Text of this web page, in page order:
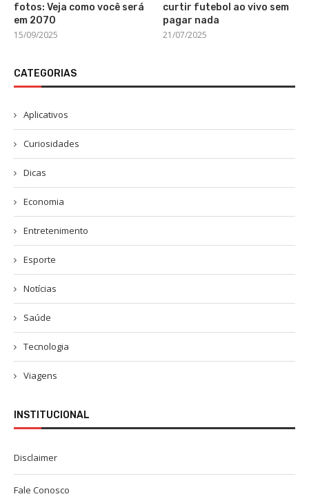
fotos: Veja como você será
em 2070
15/09/2025
curtir futebol ao vivo sem
pagar nada
21/07/2025
CATEGORIAS
Aplicativos
Curiosidades
Dicas
Economia
Entretenimento
Esporte
Notícias
Saúde
Tecnologia
Viagens
INSTITUCIONAL
Disclaimer
Fale Conosco